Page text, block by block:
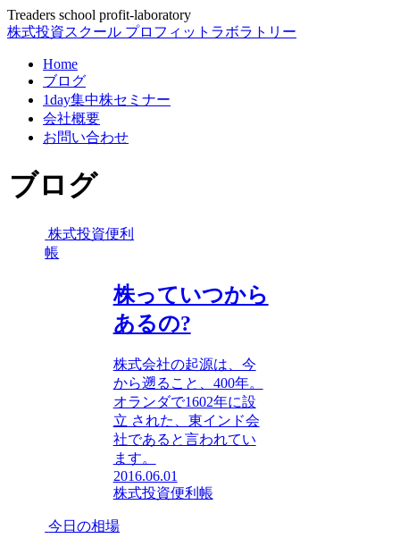
Treaders school profit-laboratory
株式投資スクール プロフィットラボラトリー
Home
ブログ
1day集中株セミナー
会社概要
お問い合わせ
ブログ
株式投資便利
帳
株っていつから
あるの?
株式会社の起源は、今
から遡ること、400年。
オランダで1602年に設
立 された、東インド会
社であると言われてい
ます。
2016.06.01
株式投資便利帳
今日の相場